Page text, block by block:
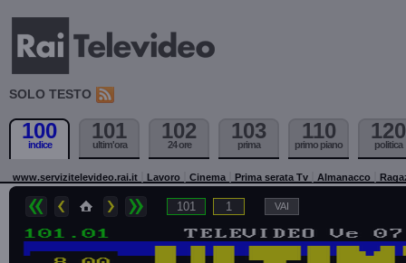
SOLO TESTO
100
indice
101
ultim'ora
102
24 ore
103
prima
110
primo piano
120
politica
www.servizitelevideo.rai.it Lavoro Cinema Prima serata Tv Almanacco